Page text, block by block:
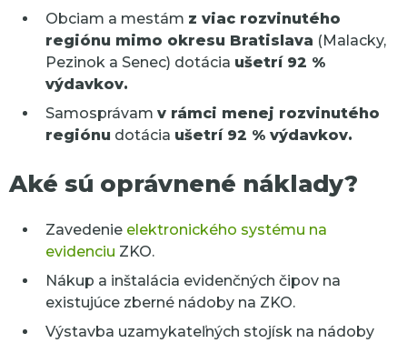
Obciam a mestám z viac rozvinutého
regiónu mimo okresu Bratislava (Malacky,
Pezinok a Senec) dotácia ušetrí 92 %
výdavkov.
Samosprávam v rámci menej rozvinutého
regiónu dotácia ušetrí 92 % výdavkov.
Aké sú oprávnené náklady?
Zavedenie elektronického systému na
evidenciu ZKO.
Nákup a inštalácia evidenčných čipov na
existujúce zberné nádoby na ZKO.
Výstavba uzamykateľných stojísk na nádoby